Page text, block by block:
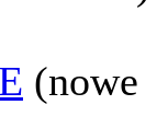
(nowe